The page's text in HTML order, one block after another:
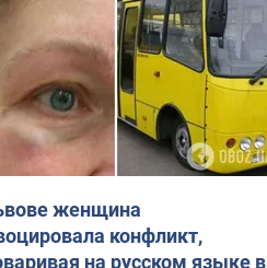
женщина
конфликт,
на русском языке в